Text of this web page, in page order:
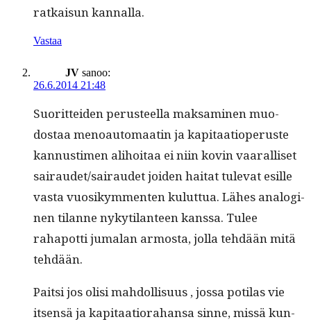
ratkaisun kannalla.
Vastaa
JV sanoo:
26.6.2014 21:48
Suorit­tei­den perus­teel­la mak­sami­nen muo­
dostaa menoau­tomaatin ja kap­i­taa­tiope­ruste
kan­nus­ti­men ali­hoitaa ei niin kovin vaar­al­liset
sairaudet/sairaudet joiden hai­tat tule­vat esille
vas­ta vuosikym­menten kulut­tua. Läh­es analogi­
nen tilanne nykyti­lanteen kanssa. Tulee
rahapot­ti jumalan armos­ta, jol­la tehdään mitä
tehdään.
Pait­si jos olisi mah­dol­lisu­us , jos­sa poti­las vie
itsen­sä ja kap­i­taa­tio­ra­hansa sinne, mis­sä kun­